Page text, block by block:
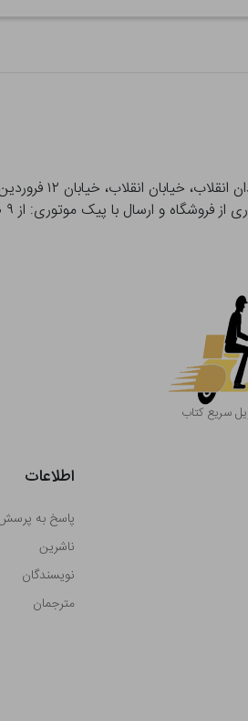
با پیک موتوری: از ۹ صبح الی ۱۶ عصر و پنجشنبه ها تا ۱۲
سریع کتاب
بصورت حضوری از آدرس تحویل حضوری سفارش خود را بدون هیچ هزینه ای تحویل بگیرید.
اطلاعات
پاسخ به
ناشرین
نویسندگان
مترجمان